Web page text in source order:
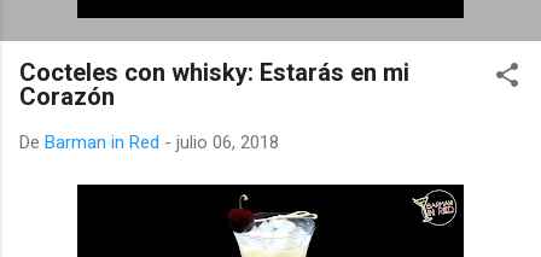
Cocteles con whisky: Estarás en mi
Corazón
De Barman in Red - julio 06, 2018